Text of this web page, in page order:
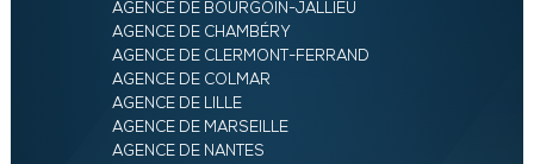
AGENCE DE BOURGOIN-JALLIEU
AGENCE DE CHAMBÉRY
AGENCE DE CLERMONT-FERRAND
AGENCE DE COLMAR
AGENCE DE LILLE
AGENCE DE MARSEILLE
AGENCE DE NANTES